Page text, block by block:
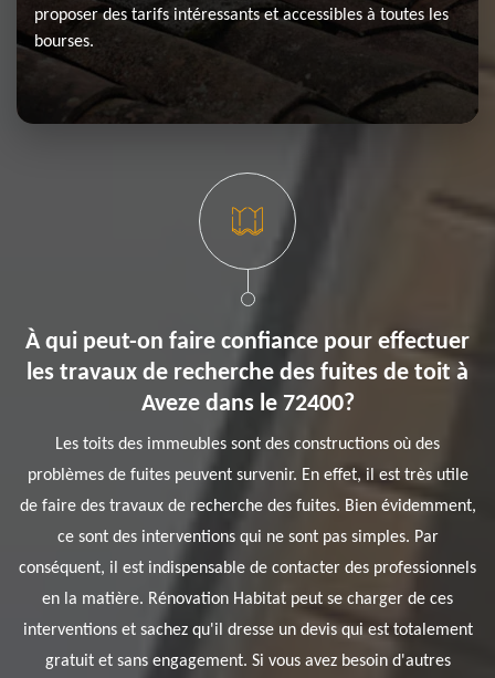
proposer des tarifs intéressants et accessibles à toutes les
bourses.
À qui peut-on faire confiance pour effectuer
les travaux de recherche des fuites de toit à
Aveze dans le 72400?
Les toits des immeubles sont des constructions où des
problèmes de fuites peuvent survenir. En effet, il est très utile
de faire des travaux de recherche des fuites. Bien évidemment,
ce sont des interventions qui ne sont pas simples. Par
conséquent, il est indispensable de contacter des professionnels
en la matière. Rénovation Habitat peut se charger de ces
interventions et sachez qu'il dresse un devis qui est totalement
gratuit et sans engagement. Si vous avez besoin d'autres